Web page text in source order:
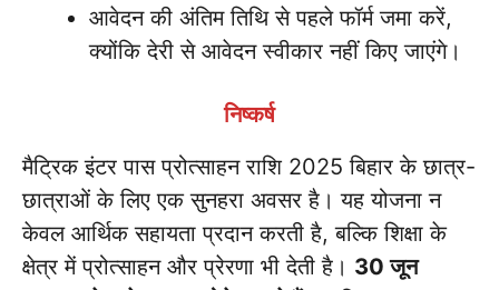
आवेदन की अंतिम तिथि से पहले फॉर्म जमा करें,
क्योंकि देरी से आवेदन स्वीकार नहीं किए जाएंगे।
निष्कर्ष
मैट्रिक इंटर पास प्रोत्साहन राशि 2025 बिहार के छात्र-
छात्राओं के लिए एक सुनहरा अवसर है। यह योजना न
केवल आर्थिक सहायता प्रदान करती है, बल्कि शिक्षा के
क्षेत्र में प्रोत्साहन और प्रेरणा भी देती है। 30 जून